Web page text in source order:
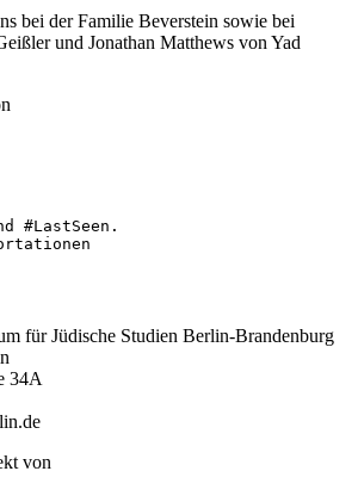
bei der Familie Beverstein sowie bei
und Jonathan Matthews von Yad
#LastSeen.
für Jüdische Studien Berlin-Brandenburg
34A
von